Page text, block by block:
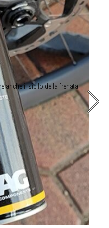
anche il sibilo della frenata